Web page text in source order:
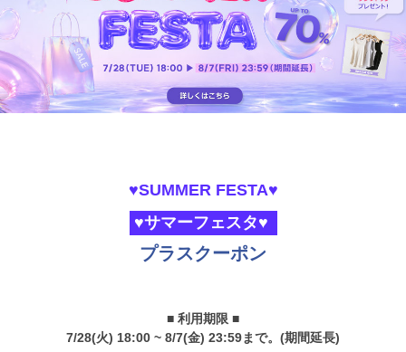
♥SUMMER FESTA♥
♥サマーフェスタ♥
プラスクーポン
■ 利用期限 ■
7/28(火) 18:00 ~ 8/7(金) 23:59まで。(期間延長)